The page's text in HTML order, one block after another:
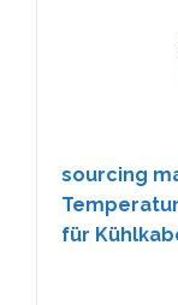
sourcing
für